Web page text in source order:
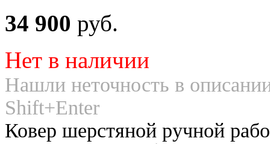
34 900 руб.
Нет в наличии
Нашли неточность в
Shift+Enter
Ковер шерстяной ручной